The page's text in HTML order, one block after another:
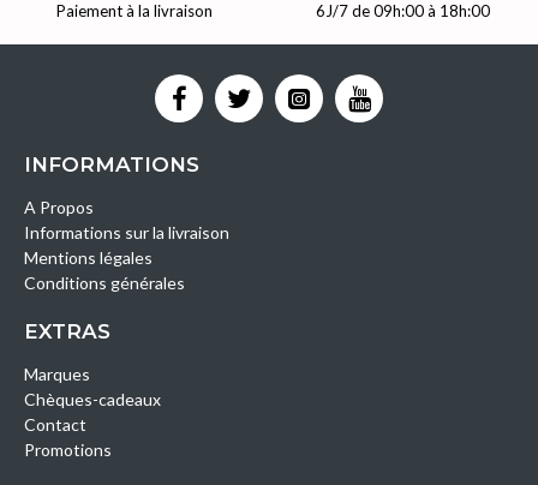
Paiement à la livraison 6J/7 de 09h:00 à 18h:00
INFORMATIONS
A Propos
Informations sur la livraison
Mentions légales
Conditions générales
EXTRAS
Marques
Chèques-cadeaux
Contact
Promotions